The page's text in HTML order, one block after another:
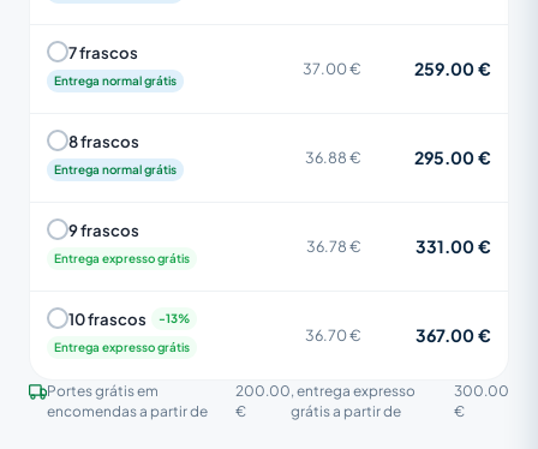
7 frascos
Entrega normal grátis
37.00 € 259.00 €
8 frascos
Entrega normal grátis
36.88 € 295.00 €
9 frascos
Entrega expresso grátis
36.78 € 331.00 €
10 frascos
Entrega expresso grátis
36.70 € 367.00 €
Portes grátis em
encomendas a partir de
200.00
€
, entrega expresso
grátis a partir de
300.00
€